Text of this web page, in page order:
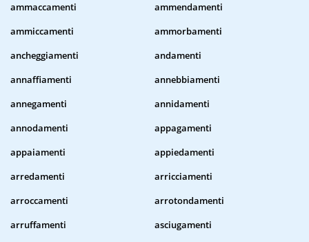
ammaccamenti
ammendamenti
ammiccamenti
ammorbamenti
ancheggiamenti
andamenti
annaffiamenti
annebbiamenti
annegamenti
annidamenti
annodamenti
appagamenti
appaiamenti
appiedamenti
arredamenti
arricciamenti
arroccamenti
arrotondamenti
arruffamenti
asciugamenti